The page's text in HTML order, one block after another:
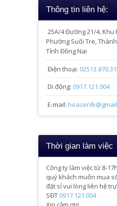
Thông tin liên hệ:
25A/4Đường 21/4, Khu
Phường Suối Tre,
Tỉnh Đồng Nai
Điện thoại:
Di động: 0917.121.004
E-mail:
Thời gian làm việc
Công ty làm việc từ 8-
quý khách muốn mua
đặt sỉ vui lòng liên hệ
SĐT 0917.121.004